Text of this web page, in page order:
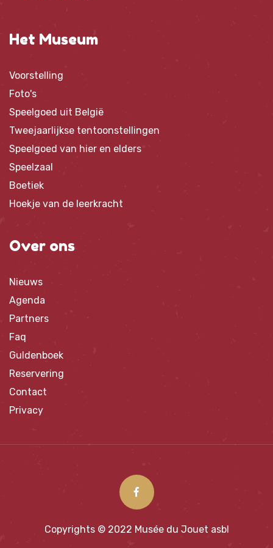
Het Museum
Voorstelling
Foto's
Speelgoed uit België
Tweejaarlijkse tentoonstellingen
Speelgoed van hier en elders
Speelzaal
Boetiek
Hoekje van de leerkracht
Over ons
Nieuws
Agenda
Partners
Faq
Guldenboek
Reservering
Contact
Privacy
Copyrights © 2022 Musée du Jouet asbl